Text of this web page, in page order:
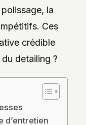
la
Ces
crédible
detailing ?
d’entretien